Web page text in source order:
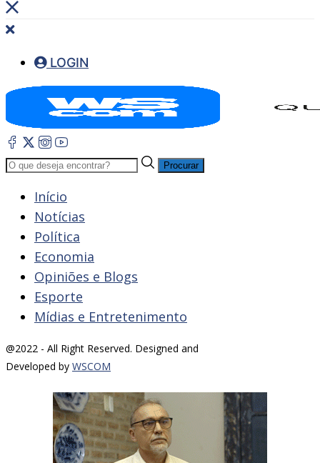
LOGIN
Procurar
Início
Notícias
Política
Economia
Opiniões e Blogs
Esporte
Mídias e Entretenimento
@2022 - All Right Reserved. Designed and
Developed by WSCOM